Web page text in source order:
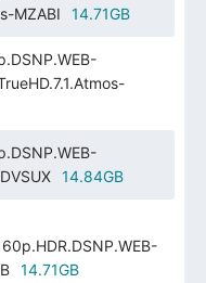
MZABI
14.71GB
14.84GB
14.71GB